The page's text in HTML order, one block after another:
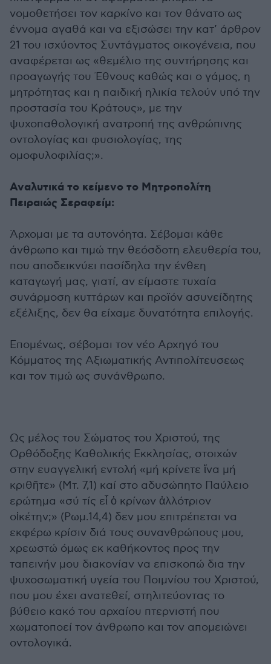
νομοθετήσει τον καρκίνο και τον θάνατο ως
έννομα αγαθά και να εξισώσει την κατ’ άρθρον
21 του ισχύοντος Συντάγματος οικογένεια, που
αναφέρεται ως «θεμέλιο της συντήρησης και
προαγωγής του Έθνους καθώς και ο γάμος, η
μητρότητας και η παιδική ηλικία τελούν υπό την
προστασία του Κράτους», με την
ψυχοπαθολογική ανατροπή της ανθρώπινης
οντολογίας και φυσιολογίας, της
ομοφυλοφιλίας;».
Αναλυτικά το κείμενο το Μητροπολίτη
Πειραιώς Σεραφείμ:
Άρχομαι με τα αυτονόητα. Σέβομαι κάθε
άνθρωπο και τιμώ την θεόσδοτη ελευθερία του,
που αποδεικνύει πασίδηλα την ένθεη
καταγωγή μας, γιατί, αν είμαστε τυχαία
συνάρμοση κυττάρων και προϊόν ασυνείδητης
εξέλιξης, δεν θα είχαμε δυνατότητα επιλογής.
Επομένως, σέβομαι τον νέο Αρχηγό του
Κόμματος της Αξιωματικής Αντιπολίτευσεως
και τον τιμώ ως συνάνθρωπο.
Ως μέλος του Σώματος του Χριστού, της
Ορθόδοξης Καθολικής Εκκλησίας, στοιχών
στην ευαγγελική εντολή «μή κρίνετε ἵνα μή
κριθῆτε» (Μτ. 7,1) καί στο αδυσώπητο Παύλειο
ερώτημα «σύ τίς εἶ ὁ κρίνων ἀλλότριον
οἰκέτην;» (Ρωμ.14,4) δεν μου επιτρέπεται να
εκφέρω κρίσιν διά τους συνανθρώπους μου,
χρεωστώ όμως εκ καθήκοντος προς την
ταπεινήν μου διακονίαν να επισκοπώ δια την
ψυχοσωματική υγεία του Ποιμνίου του Χριστού,
που μου έχει ανατεθεί, στηλιτεύοντας το
βύθειο κακό του αρχαίου πτερνιστή που
χωματοποεί τον άνθρωπο και τον απομειώνει
οντολογικά.